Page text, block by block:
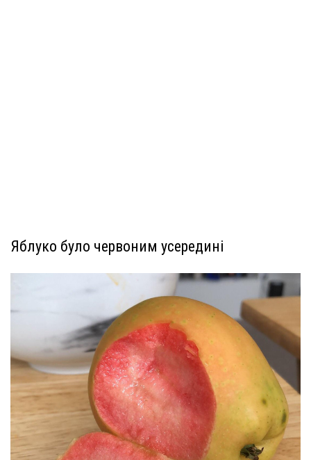
Яблуко було червоним усередині